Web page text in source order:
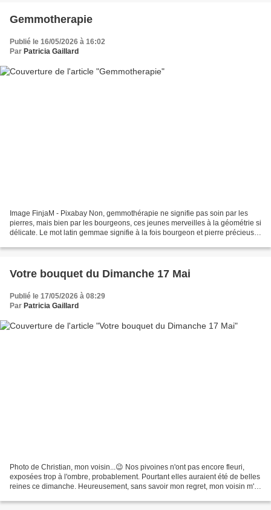
Gemmotherapie
Publié le 16/05/2026 à 16:02
Par Patricia Gaillard
Image FinjaM - Pixabay Non, gemmothérapie ne signifie pas soin par les
pierres, mais bien par les bourgeons, ces jeunes merveilles à la géométrie si
délicate. Le mot latin gemmae signifie à la fois bourgeon et pierre précieuse.
Votre bouquet du Dimanche 17 Mai
Publié le 17/05/2026 à 08:29
Par Patricia Gaillard
Photo de Christian, mon voisin...😉 Nos pivoines n'ont pas encore fleuri,
exposées trop à l'ombre, probablement. Pourtant elles auraient été de belles
reines ce dimanche. Heureusement, sans savoir mon regret, mon voisin m'a